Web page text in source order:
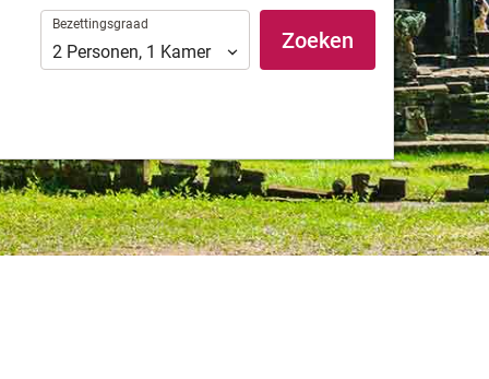
Bezettingsgraad
Bezettingsgraad
2 Personen, 1 Kamer Zoeken